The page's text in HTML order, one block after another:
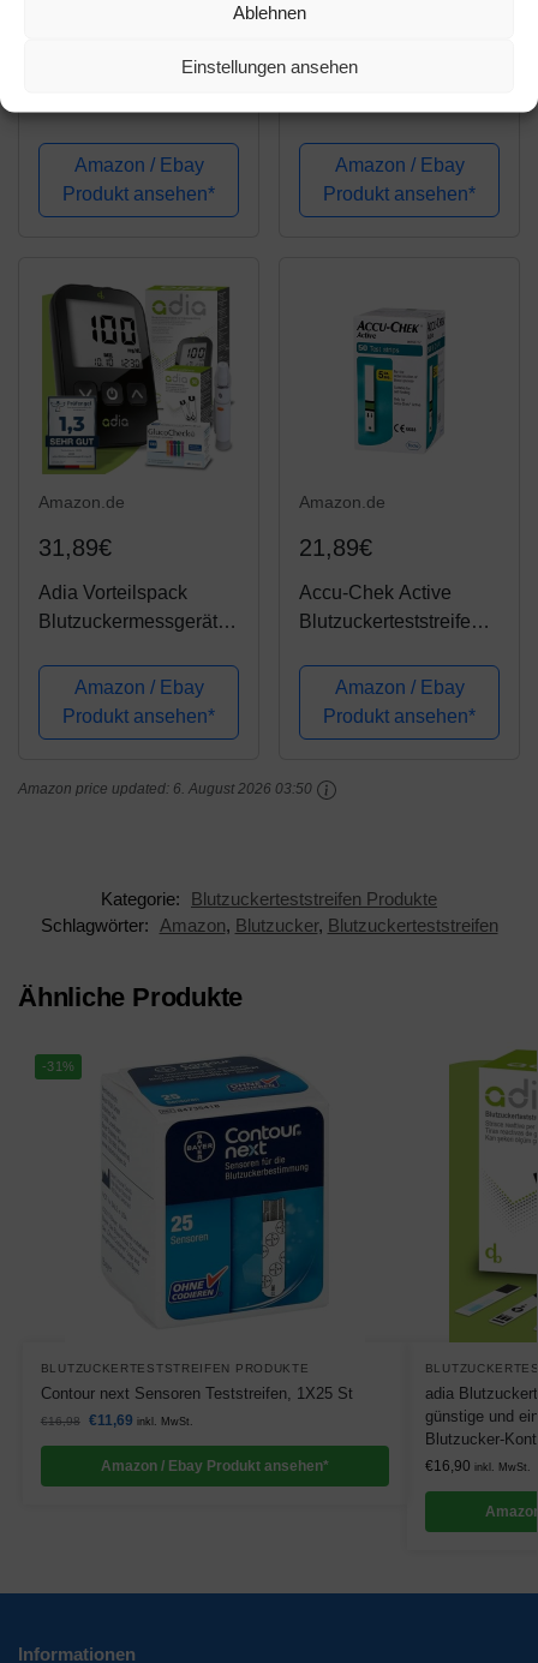
Ablehnen
Einstellungen ansehen
Adia Diabetes-Set,
Stechhilfe und 10
Lanzetten zur
Blutzuckerkontrolle
Amazon / Ebay
Produkt ansehen*
34,95€
Vorteilspack - SD
Set Starterkit + 50
Blutzuckerteststreifen +
100 Blutlanzetten -
Amazon / Ebay
Produkt ansehen*
Amazon.de
31,89€
Adia Vorteilspack
Blutzuckermessgerät-
Blutzuckerteststreifen +
110 Lanzetten zur
Überwachung des
Amazon / Ebay
Produkt ansehen*
Amazon.de
21,89€
Accu-Chek Active
Blutzuckerteststreifen
Amazon / Ebay
Produkt ansehen*
Amazon price updated: 6. August 2026 03:50
Kategorie:
Blutzuckerteststreifen Produkte
Schlagwörter:
Amazon, Blutzucker, Blutzuckerteststreifen
Ähnliche Produkte
-31%
BLUTZUCKERTESTSTREIFEN PRODUKTE
Contour next Sensoren Teststreifen, 1X25 St
€16,98 €11,69 inkl. MwSt.
Amazon / Ebay Produkt ansehen*
adia
günstige und
Blutzucker-
€16,90 inkl. MwSt.
Informationen